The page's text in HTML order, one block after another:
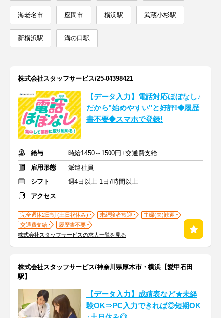
海老名市 座間市 横浜駅 武蔵小杉駅
新横浜駅 溝の口駅
株式会社スタッフサービス/25-04398421
【データ入力】電話対応ほぼなし♪
だから"始めやすい"と好評!◆履歴
書不要◆スマホで登録!
給与
時給1450～1500円+交通費支給
雇用形態
派遣社員
シフト
週4日以上 1日7時間以上
アクセス
完全週休2日制 (土日祝休み) 未経験者歓迎
主婦(夫)歓迎
交通費支給
履歴書不要
株式会社スタッフサービスの求人一覧を見る
株式会社スタッフサービス/神奈川県厚木市・横浜【愛甲石田
駅】
【データ入力】成績表など★未経
験OK⇒PC入力できれば◎短期OK